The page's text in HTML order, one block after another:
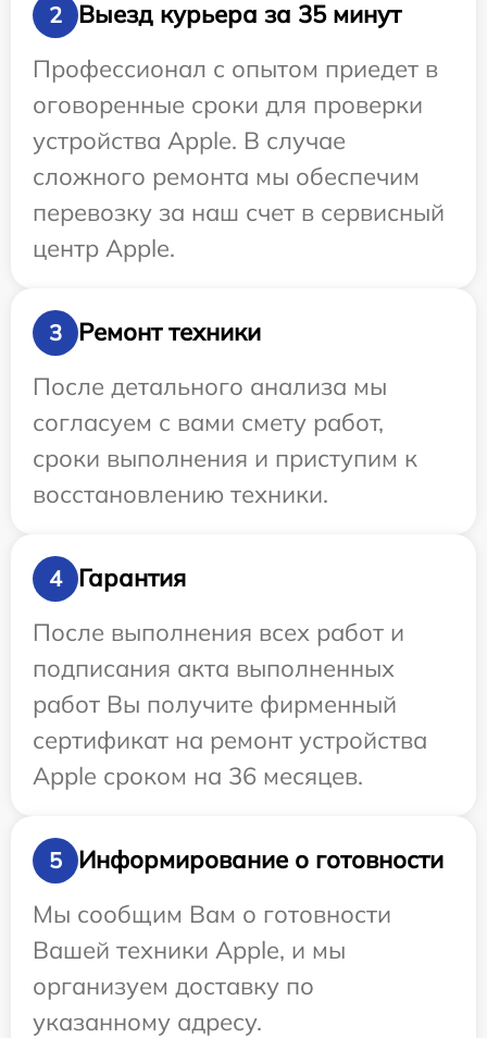
2
Выезд курьера за 35 минут
Профессионал с опытом приедет в
оговоренные сроки для проверки
устройства Apple. В случае
сложного ремонта мы обеспечим
перевозку за наш счет в сервисный
центр Apple.
3
Ремонт техники
После детального анализа мы
согласуем с вами смету работ,
сроки выполнения и приступим к
восстановлению техники.
4
Гарантия
После выполнения всех работ и
подписания акта выполненных
работ Вы получите фирменный
сертификат на ремонт устройства
Apple сроком на 36 месяцев.
5
Информирование о готовности
Мы сообщим Вам о готовности
Вашей техники Apple, и мы
организуем доставку по
указанному адресу.